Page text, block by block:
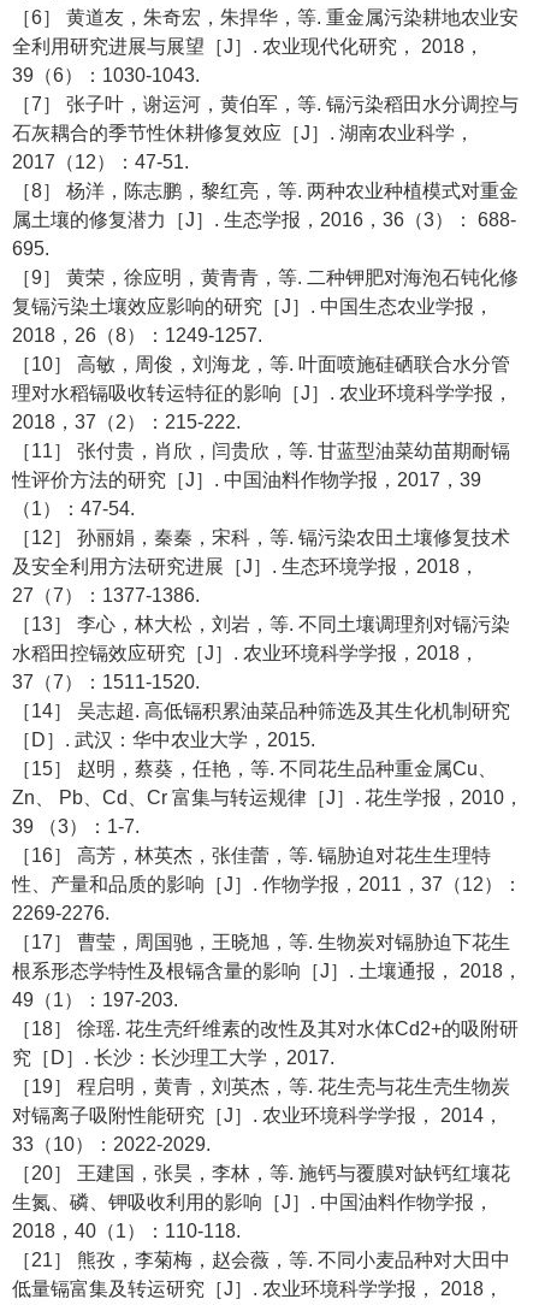
［6］ 黄道友，朱奇宏，朱捍华，等. 重金属污染耕地农业安
全利用研究进展与展望［J］. 农业现代化研究， 2018，
39（6）：1030-1043.
［7］ 张子叶，谢运河，黄伯军，等. 镉污染稻田水分调控与
石灰耦合的季节性休耕修复效应［J］. 湖南农业科学，
2017（12）：47-51.
［8］ 杨洋，陈志鹏，黎红亮，等. 两种农业种植模式对重金
属土壤的修复潜力［J］. 生态学报，2016，36（3）： 688-
695.
［9］ 黄荣，徐应明，黄青青，等. 二种钾肥对海泡石钝化修
复镉污染土壤效应影响的研究［J］. 中国生态农业学报，
2018，26（8）：1249-1257.
［10］ 高敏，周俊，刘海龙，等. 叶面喷施硅硒联合水分管
理对水稻镉吸收转运特征的影响［J］. 农业环境科学学报，
2018，37（2）：215-222.
［11］ 张付贵，肖欣，闫贵欣，等. 甘蓝型油菜幼苗期耐镉
性评价方法的研究［J］. 中国油料作物学报，2017，39
（1）：47-54.
［12］ 孙丽娟，秦秦，宋科，等. 镉污染农田土壤修复技术
及安全利用方法研究进展［J］. 生态环境学报，2018，
27（7）：1377-1386.
［13］ 李心，林大松，刘岩，等. 不同土壤调理剂对镉污染
水稻田控镉效应研究［J］. 农业环境科学学报，2018，
37（7）：1511-1520.
［14］ 吴志超. 高低镉积累油菜品种筛选及其生化机制研究
［D］. 武汉：华中农业大学，2015.
［15］ 赵明，蔡葵，任艳，等. 不同花生品种重金属Cu、
Zn、 Pb、Cd、Cr 富集与转运规律［J］. 花生学报，2010，
39 （3）：1-7.
［16］ 高芳，林英杰，张佳蕾，等. 镉胁迫对花生生理特
性、产量和品质的影响［J］. 作物学报，2011，37（12）：
2269-2276.
［17］ 曹莹，周国驰，王晓旭，等. 生物炭对镉胁迫下花生
根系形态学特性及根镉含量的影响［J］. 土壤通报， 2018，
49（1）：197-203.
［18］ 徐瑶. 花生壳纤维素的改性及其对水体Cd2+的吸附研
究［D］. 长沙：长沙理工大学，2017.
［19］ 程启明，黄青，刘英杰，等. 花生壳与花生壳生物炭
对镉离子吸附性能研究［J］. 农业环境科学学报， 2014，
33（10）：2022-2029.
［20］ 王建国，张昊，李林，等. 施钙与覆膜对缺钙红壤花
生氮、磷、钾吸收利用的影响［J］. 中国油料作物学报，
2018，40（1）：110-118.
［21］ 熊孜，李菊梅，赵会薇，等. 不同小麦品种对大田中
低量镉富集及转运研究［J］. 农业环境科学学报， 2018，